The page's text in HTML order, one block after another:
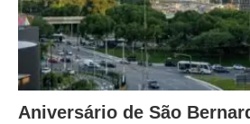
Aniversário de São